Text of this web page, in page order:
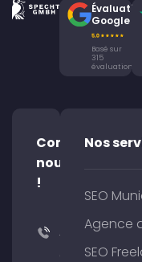
Google
Basé sur
315
évaluations
Contacte-
nous
!
+49
Nos
SEO
Agence
SEO